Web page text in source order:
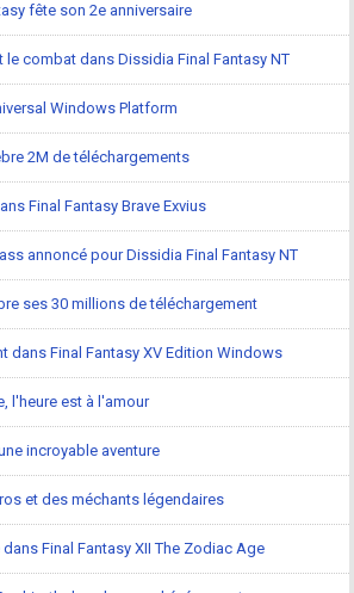
fête son 2e anniversaire
le combat dans Dissidia Final Fantasy NT
Windows Platform
2M de téléchargements
Final Fantasy Brave Exvius
annoncé pour Dissidia Final Fantasy NT
ses 30 millions de téléchargement
dans Final Fantasy XV Edition Windows
l'heure est à l'amour
incroyable aventure
et des méchants légendaires
Final Fantasy XII The Zodiac Age